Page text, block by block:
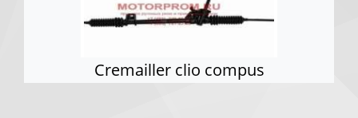
Cremailler clio compus